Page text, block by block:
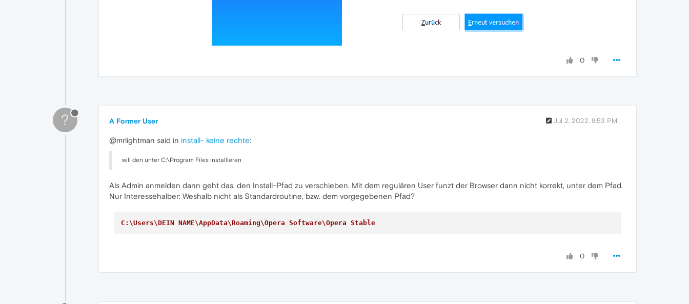
0
? A Former User Jul 2, 2022, 8:53 PM
@mrlightman said in install- keine rechte:
will den unter C:\Program Files installieren
Als Admin anmelden dann geht das, den Install-Pfad zu verschieben. Mit dem regulären User funzt der Browser dann nicht korrekt, unter dem Pfad.
Nur Interessehalber: Weshalb nicht als Standardroutine, bzw. dem vorgegebenen Pfad?
C:\Users\DEIN NAME\AppData\Roaming\Opera Software\Opera Stable
0